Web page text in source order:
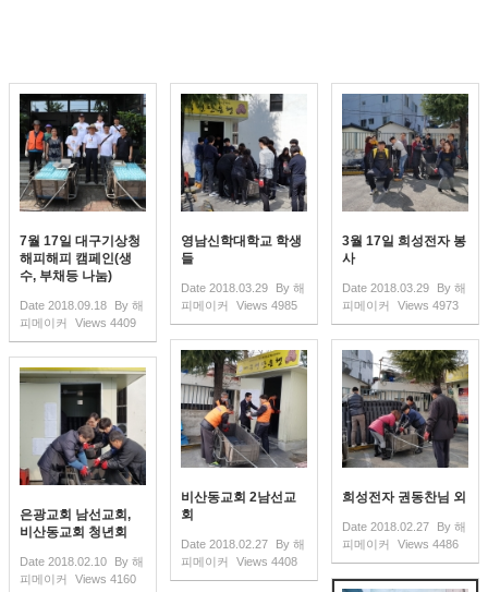
7월 17일 대구기상청
해피해피 캠페인(생
수, 부채등 나눔)
Date 2018.09.18 By 해
피메이커
Views 4409
영남신학대학교 학생
들
Date 2018.03.29 By 해
피메이커
Views 4985
3월 17일 희성전자 봉
사
Date 2018.03.29 By 해
피메이커
Views 4973
비산동교회 2남선교
회
Date 2018.02.27 By 해
피메이커
Views 4408
희성전자 권동찬님 외
Date 2018.02.27 By 해
피메이커
Views 4486
은광교회 남선교회,
비산동교회 청년회
Date 2018.02.10 By 해
피메이커
Views 4160